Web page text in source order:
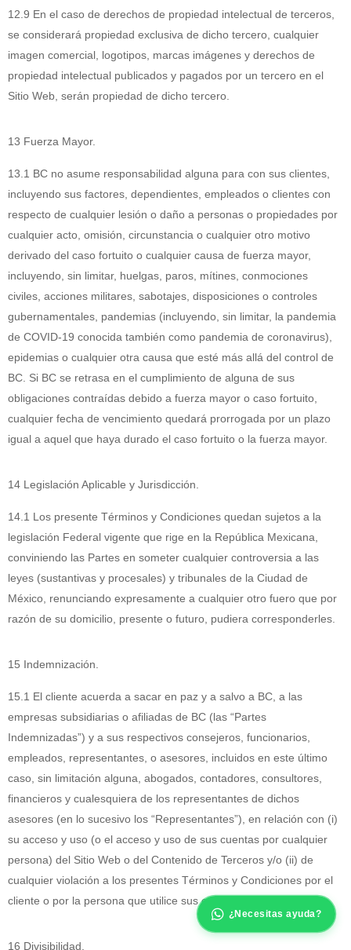
12.9 En el caso de derechos de propiedad intelectual de terceros,
se considerará propiedad exclusiva de dicho tercero, cualquier
imagen comercial, logotipos, marcas imágenes y derechos de
propiedad intelectual publicados y pagados por un tercero en el
Sitio Web, serán propiedad de dicho tercero.
13 Fuerza Mayor.
13.1 BC no asume responsabilidad alguna para con sus clientes,
incluyendo sus factores, dependientes, empleados o clientes con
respecto de cualquier lesión o daño a personas o propiedades por
cualquier acto, omisión, circunstancia o cualquier otro motivo
derivado del caso fortuito o cualquier causa de fuerza mayor,
incluyendo, sin limitar, huelgas, paros, mítines, conmociones
civiles, acciones militares, sabotajes, disposiciones o controles
gubernamentales, pandemias (incluyendo, sin limitar, la pandemia
de COVID-19 conocida también como pandemia de coronavirus),
epidemias o cualquier otra causa que esté más allá del control de
BC. Si BC se retrasa en el cumplimiento de alguna de sus
obligaciones contraídas debido a fuerza mayor o caso fortuito,
cualquier fecha de vencimiento quedará prorrogada por un plazo
igual a aquel que haya durado el caso fortuito o la fuerza mayor.
14 Legislación Aplicable y Jurisdicción.
14.1 Los presente Términos y Condiciones quedan sujetos a la
legislación Federal vigente que rige en la República Mexicana,
conviniendo las Partes en someter cualquier controversia a las
leyes (sustantivas y procesales) y tribunales de la Ciudad de
México, renunciando expresamente a cualquier otro fuero que por
razón de su domicilio, presente o futuro, pudiera corresponderles.
15 Indemnización.
15.1 El cliente acuerda a sacar en paz y a salvo a BC, a las
empresas subsidiarias o afiliadas de BC (las “Partes
Indemnizadas”) y a sus respectivos consejeros, funcionarios,
empleados, representantes, o asesores, incluidos en este último
caso, sin limitación alguna, abogados, contadores, consultores,
financieros y cualesquiera de los representantes de dichos
asesores (en lo sucesivo los “Representantes”), en relación con (i)
su acceso y uso (o el acceso y uso de sus cuentas por cualquier
persona) del Sitio Web o del Contenido de Terceros y/o (ii) de
cualquier violación a los presentes Términos y Condiciones por el
cliente o por la persona que utilice sus cuentas.
16 Divisibilidad.
¿Necesitas ayuda?